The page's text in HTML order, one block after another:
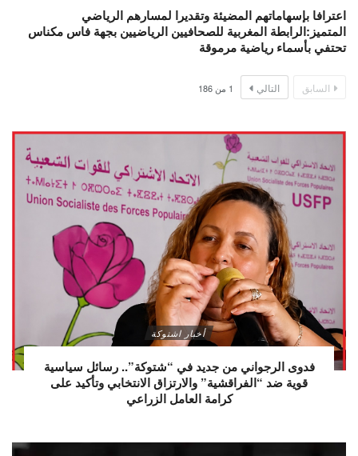
اعترافا بإسهاماتهم المضيئة وتقديرا لمسارهم الرياضي
المتميز:الرابطة المغربية للصحافيين الرياضيين بجهة فاس مكناس
تحتفي بأسماء رياضية مرموقة
السابق التالي 1 من 186
أخبار اشتوكة
فدوى الرجواني من جديد في “شتوكة”.. رسائل سياسية
قوية ضد “الفراقشية” والارتزاق الانتخابي وتأكيد على
كرامة العامل الزراعي